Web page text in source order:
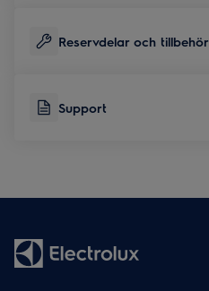
Reservdelar och tillbehör
Support